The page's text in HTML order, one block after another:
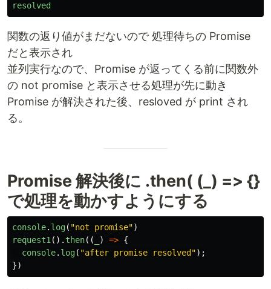
resolved
関数の返り値がまだないので 処理待ちの Promise
だと表示され
並列実行なので、Promise が返ってくる前に関数外
の not promise と表示させる処理が先に動き
Promise が解決された後、resloved が print され
る。
Promise 解決後に .then( (_) => {}
で処理を動かすようにする
console. log( "not promise")
request1 (). then(( ) => {
console. log( "after promise resolved ");
})